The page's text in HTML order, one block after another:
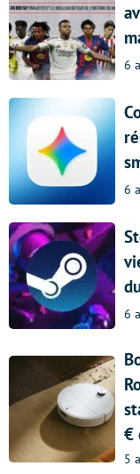
6
6
6
€
5